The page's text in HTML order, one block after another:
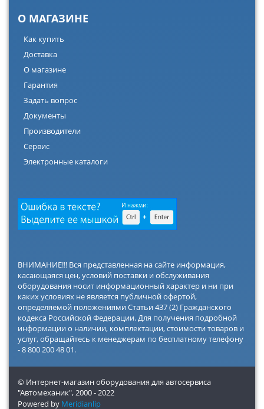
О МАГАЗИНЕ
Как купить
Доставка
О магазине
Гарантия
Задать вопрос
Документы
Производители
Сервис
Электронные каталоги
ВНИМАНИЕ!!! Вся представленная на сайте информация,
касающаяся цен, условий поставки и обслуживания
оборудования носит информационный характер и ни при
каких условиях не является публичной офертой,
определяемой положениями Статьи 437 (2) Гражданского
кодекса Российской Федерации. Для получения подробной
информации о наличии, комплектации, стоимости товаров и
услуг, обращайтесь к менеджерам по бесплатному телефону
- 8 800 200 48 01.
© Интернет-магазин оборудования для автосервиса
"Автомеханик",2000 - 2022
Powered by Meridianlip